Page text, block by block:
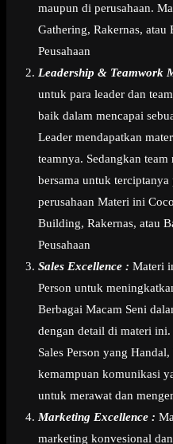
maupun di perusahaan.
Gathering, Rakernas,
Peusahaan
Leadership & Teamwork
untuk para leader dan
baik dalam mencapai
Leader mendapatkan
teamnya. Sedangkan
bersama untuk terciptanya
perusahaan Materi ini
Building, Rakernas, atau
Peusahaan
Sales Excellence : Materi
Person untuk
Berbagai Macam Seni
dengan detail di materi
Sales Person yang
kemampuan komunikasi
untuk merawat dan
Marketing Excellence :
marketing konvesional